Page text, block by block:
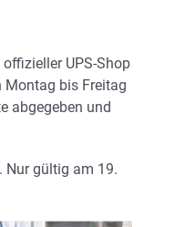
UPS-Shop
bis Freitag
abgegeben und
Nur gültig am 19.